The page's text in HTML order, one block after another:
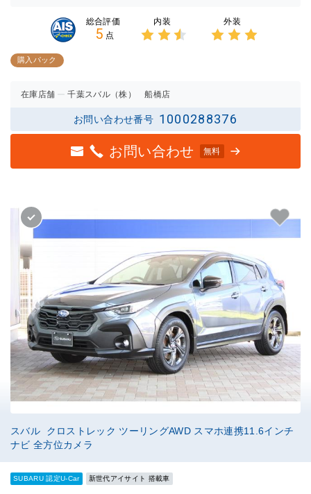
総合評価
5 点
内装 外装
購入パック
在庫店舗 千葉スバル（株） 船橋店
お問い合わせ番号 1000288376
お問い合わせ 無料
スバル クロストレック ツーリングAWD スマホ連携11.6インチ
ナビ 全方位カメラ
SUBARU 認定U-Car 新世代アイサイト 搭載車